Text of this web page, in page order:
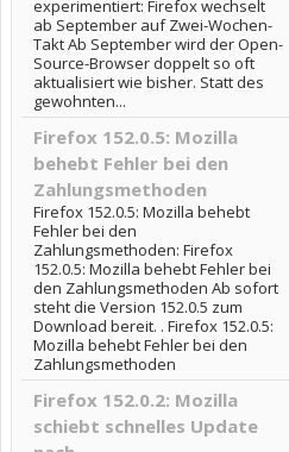
experimentiert: Firefox wechselt
ab September auf Zwei-Wochen-
Takt Ab September wird der Open-
Source-Browser doppelt so oft
aktualisiert wie bisher. Statt des
gewohnten...
Firefox 152.0.5: Mozilla
behebt Fehler bei den
Zahlungsmethoden
Firefox 152.0.5: Mozilla behebt
Fehler bei den
Zahlungsmethoden: Firefox
152.0.5: Mozilla behebt Fehler bei
den Zahlungsmethoden Ab sofort
steht die Version 152.0.5 zum
Download bereit. . Firefox 152.0.5:
Mozilla behebt Fehler bei den
Zahlungsmethoden
Firefox 152.0.2: Mozilla
schiebt schnelles Update